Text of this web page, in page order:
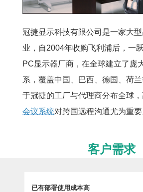
冠捷显示科技有限公司是一家大
业，自2004年收购飞利浦后，一
PC显示器厂商，在全球建立了庞
系，覆盖中国、巴西、德国、荷
于冠捷的工厂与代理商分布全球
会议系统对跨国远程沟通尤为重要
客户需求
已有部署使用成本高